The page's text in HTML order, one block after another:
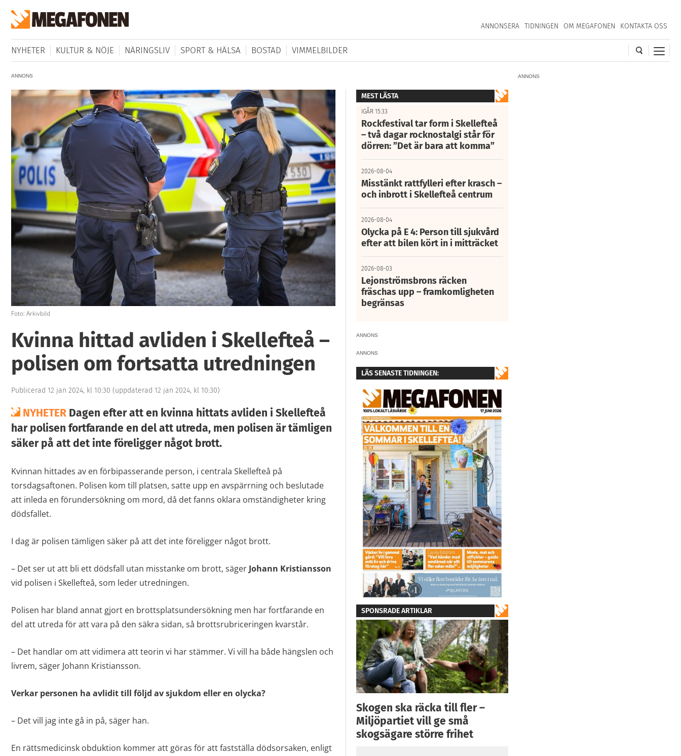
ANNONSERA TIDNINGEN OM MEGAFONEN KONTAKTA OSS
NYHETER KULTUR & NÖJE NÄRINGSLIV SPORT & HÄLSA BOSTAD VIMMELBILDER
ANNONS
ANNONS
Foto: Arkivbild
Kvinna hittad avliden i Skellefteå –
polisen om fortsatta utredningen
Publicerad 12 jan 2024, kl 10:30 (uppdaterad 12 jan 2024, kl 10:30)
NYHETERDagen efter att en kvinna hittats avliden i Skellefteå
har polisen fortfarande en del att utreda, men polisen är tämligen
säker på att det inte föreligger något brott.
Kvinnan hittades av en förbipasserande person, i centrala Skellefteå på
torsdagsaftonen. Polisen kom till platsen, satte upp en avspärrning och beslutade
att inleda en förundersökning om mord, då det fanns oklara omständigheter kring
dödsfallet.
I dag är polisen tämligen säker på att det inte föreligger något brott.
– Det ser ut att bli ett dödsfall utan misstanke om brott, säger Johann Kristiansson
vid polisen i Skellefteå, som leder utredningen.
Polisen har bland annat gjort en brottsplatsundersökning men har fortfarande en
del att utreda för att vara på den säkra sidan, så brottsrubriceringen kvarstår.
– Det handlar om att vidimera att teorin vi har stämmer. Vi vill ha både hängslen och
livrem, säger Johann Kristiansson.
Verkar personen ha avlidit till följd av sjukdom eller en olycka?
– Det vill jag inte gå in på, säger han.
En rättsmedicinsk obduktion kommer att göras för att fastställa dödsorsaken, enligt
MEST LÄSTA
IGÅR 15:33
Rockfestival tar form i Skellefteå
– två dagar rocknostalgi står för
dörren: ”Det är bara att komma”
2026-08-04
Misstänkt rattfylleri efter krasch –
och inbrott i Skellefteå centrum
2026-08-04
Olycka på E 4: Person till sjukvård
efter att bilen kört in i mitträcket
2026-08-03
Lejonströmsbrons räcken
fräschas upp – framkomligheten
begränsas
ANNONS
ANNONS
LÄS SENASTE TIDNINGEN:
SPONSRADE ARTIKLAR
Skogen ska räcka till fler –
Miljöpartiet vill ge små
skogsägare större frihet